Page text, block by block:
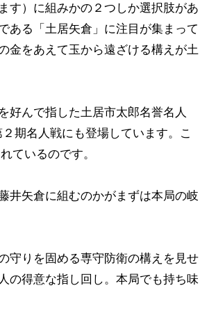
す）に組みかの２つしか選択肢があ
ある「土居矢倉」に注目が集まって
金をあえて玉から遠ざける構えが土
好んで指した土居市太郎名誉名人
期名人戦にも登場しています。こ
ているのです。
井矢倉に組むのかがまずは本局の岐
守りを固める専守防衛の構えを見せ
の得意な指し回し。本局でも持ち味